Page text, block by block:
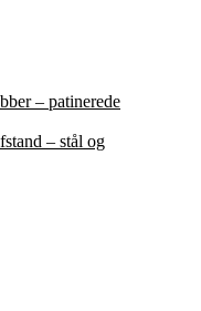
– patinerede
– stål og